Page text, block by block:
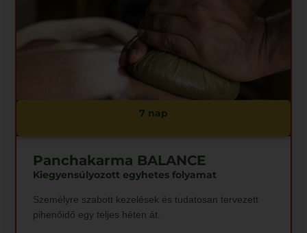
7 nap
Panchakarma BALANCE
Kiegyensúlyozott egyhetes folyamat
Személyre szabott kezelések és tudatosan tervezett
pihenőidő egy teljes héten át.